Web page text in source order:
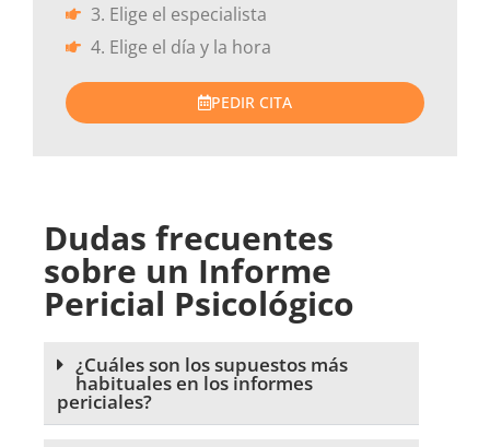
3. Elige el especialista
4. Elige el día y la hora
PEDIR CITA
Dudas frecuentes
sobre un Informe
Pericial Psicológico
¿Cuáles son los supuestos más
habituales en los informes
periciales?